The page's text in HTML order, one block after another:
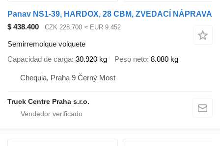
Panav NS1-39, HARDOX, 28 CBM, ZVEDACÍ NÁPRAVA
$ 438.400
CZK 228.700 ≈ EUR 9.452
Semirremolque volquete
Capacidad de carga 30.920 kg Peso neto 8.080 kg
Chequia, Praha 9 Černý Most
Truck Centre Praha s.r.o.